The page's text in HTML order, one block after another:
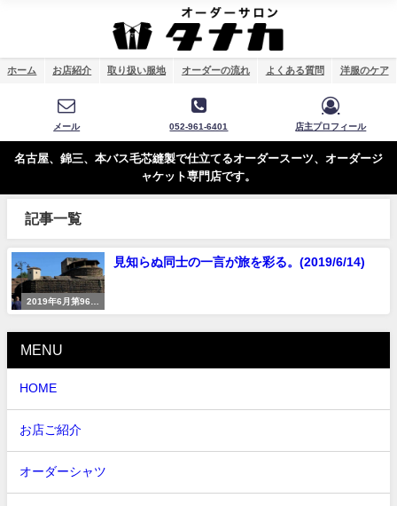
ホーム お店紹介 取り扱い服地 オーダーの流れ よくある質問 洋服のケア
メール 052-961-6401 店主プロフィール
名古屋、錦三、本バス毛芯縫製で仕立てるオーダースーツ、オーダージ
ャケット専門店です。
記事一覧
2019年6月第96回
ピッティ・ウオモ
見知らぬ同士の一言が旅を彩る。(2019/6/14)
MENU
HOME
お店ご紹介
オーダーシャツ